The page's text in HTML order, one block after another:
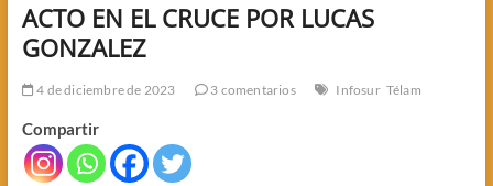
ACTO EN EL CRUCE POR LUCAS
GONZALEZ
4 de diciembre de 2023 3 comentarios Infosur Télam
Compartir